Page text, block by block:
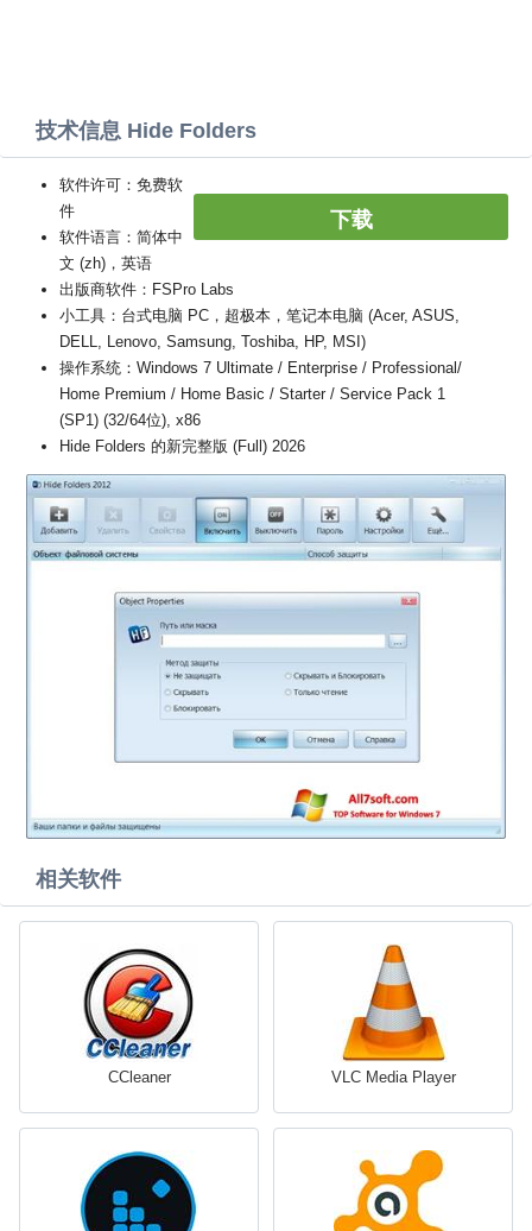
技术信息 Hide Folders
下载
软件许可：免费软
件
软件语言：简体中
文 (zh)，英语
出版商软件：FSPro Labs
小工具：台式电脑 PC，超极本，笔记本电脑 (Acer, ASUS,
DELL, Lenovo, Samsung, Toshiba, HP, MSI)
操作系统：Windows 7 Ultimate / Enterprise / Professional/
Home Premium / Home Basic / Starter / Service Pack 1
(SP1) (32/64位), x86
Hide Folders 的新完整版 (Full) 2026
相关软件
CCleaner VLC Media Player